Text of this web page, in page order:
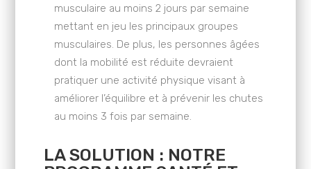
musculaire au moins 2 jours par semaine
mettant en jeu les principaux groupes
musculaires. De plus, les personnes âgées
dont la mobilité est réduite devraient
pratiquer une activité physique visant à
améliorer l’équilibre et à prévenir les chutes
au moins 3 fois par semaine.
LA SOLUTION : NOTRE